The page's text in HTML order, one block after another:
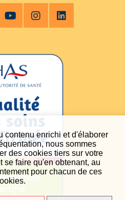
contenu enrichi et d'élaborer
nous sommes
des cookies tiers sur votre
se faire qu'en obtenant, au
pour chacun de ces